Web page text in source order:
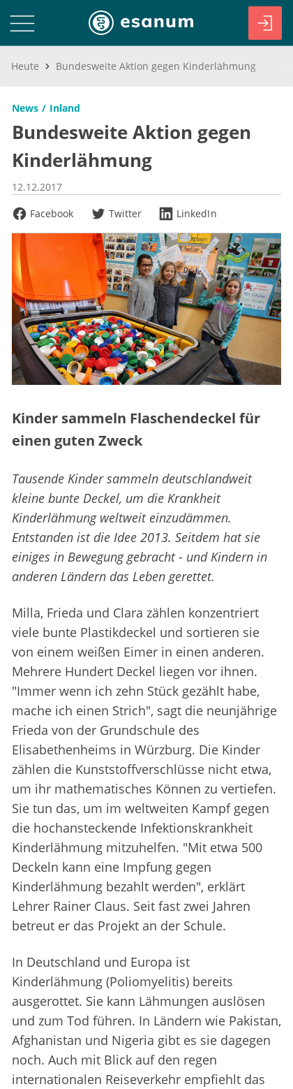
Heute Bundesweite Aktion gegen Kinderlähmung
News Inland
Bundesweite Aktion gegen
Kinderlähmung
12.12.2017
Facebook
Twitter LinkedIn
Kinder sammeln Flaschendeckel für
einen guten Zweck
Tausende Kinder sammeln deutschlandweit
kleine bunte Deckel, um die Krankheit
Kinderlähmung weltweit einzudämmen.
Entstanden ist die Idee 2013. Seitdem hat sie
einiges in Bewegung gebracht - und Kindern in
anderen Ländern das Leben gerettet.
Milla, Frieda und Clara zählen konzentriert
viele bunte Plastikdeckel und sortieren sie
von einem weißen Eimer in einen anderen.
Mehrere Hundert Deckel liegen vor ihnen.
"Immer wenn ich zehn Stück gezählt habe,
mache ich einen Strich", sagt die neunjährige
Frieda von der Grundschule des
Elisabethenheims in Würzburg. Die Kinder
zählen die Kunststoffverschlüsse nicht etwa,
um ihr mathematisches Können zu vertiefen.
Sie tun das, um im weltweiten Kampf gegen
die hochansteckende Infektionskrankheit
Kinderlähmung mitzuhelfen. "Mit etwa 500
Deckeln kann eine Impfung gegen
Kinderlähmung bezahlt werden", erklärt
Lehrer Rainer Claus. Seit fast zwei Jahren
betreut er das Projekt an der Schule.
In Deutschland und Europa ist
Kinderlähmung (Poliomyelitis) bereits
ausgerottet. Sie kann Lähmungen auslösen
und zum Tod führen. In Ländern wie Pakistan,
Afghanistan und Nigeria gibt es sie dagegen
noch. Auch mit Blick auf den regen
internationalen Reiseverkehr empfiehlt das